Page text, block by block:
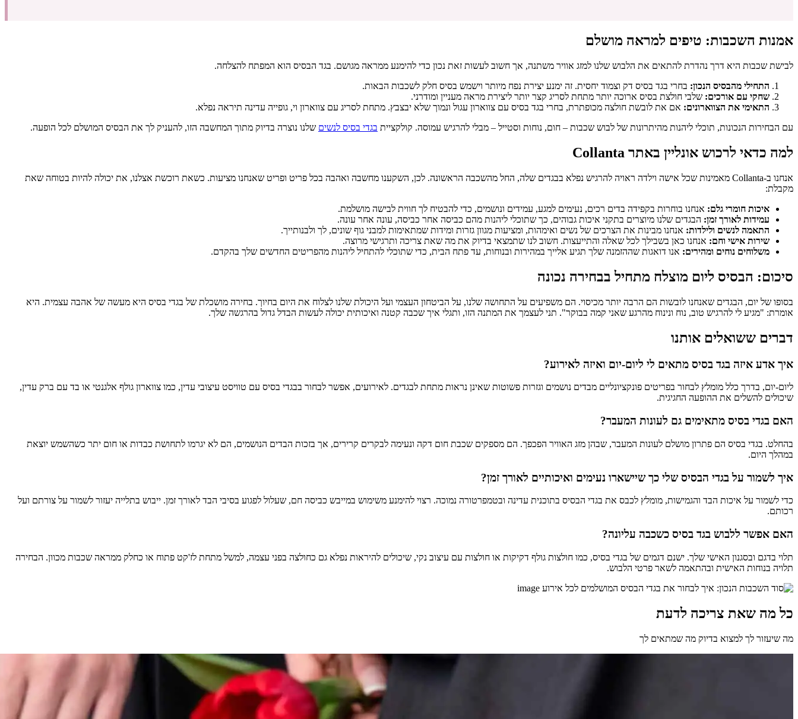
אמנות השכבות: טיפים למראה מושלם
לבישת שכבות היא דרך נהדרת להתאים את הלבוש שלנו למזג אוויר משתנה, אך חשוב לעשות זאת נכון כדי להימנע ממראה מגושם. בגד הבסיס הוא המפתח להצלחה.
התחילי מהבסיס הנכון: בחרי בגד בסיס דק וצמוד יחסית. זה ימנע יצירת נפח מיותר וישמש בסיס חלק לשכבות הבאות.
שחקי עם אורכים: שלבי חולצת בסיס ארוכה יותר מתחת לסריג קצר יותר ליצירת מראה מעניין ומודרני.
התאימי את הצווארונים: אם את לובשת חולצה מכופתרת, בחרי בגד בסיס עם צווארון עגול ונמוך שלא יבצבץ. מתחת לסריג עם צווארון וי, גופייה עדינה תיראה נפלא.
עם הבחירות הנכונות, תוכלי ליהנות מהיתרונות של לבוש שכבות – חום, נוחות וסטייל – מבלי להרגיש עמוסה. קולקציית בגדי בסיס לנשים שלנו נוצרה בדיוק מתוך המחשבה הזו, להעניק לך את הבסיס המושלם לכל הופעה.
למה כדאי לרכוש אונליין באתר Collanta
אנחנו ב-Collanta מאמינות שכל אישה וילדה ראויה להרגיש נפלא בבגדים שלה, החל מהשכבה הראשונה. לכן, השקענו מחשבה ואהבה בכל פריט ופריט שאנחנו מציעות. כשאת רוכשת אצלנו, את יכולה להיות בטוחה שאת
מקבלת:
איכות חומרי גלם: אנחנו בוחרות בקפידה בדים רכים, נעימים למגע, עמידים ונושמים, כדי להבטיח לך חווית לבישה מושלמת.
עמידות לאורך זמן: הבגדים שלנו מיוצרים בתקני איכות גבוהים, כך שתוכלי ליהנות מהם כביסה אחר כביסה, עונה אחר עונה.
התאמה לנשים ולילדות: אנחנו מבינות את הצרכים של נשים ואימהות, ומציעות מגוון גזרות ומידות שמתאימות למבני גוף שונים, לך ולבנותייך.
שירות אישי וחם: אנחנו כאן בשבילך לכל שאלה והתייעצות. חשוב לנו שתמצאי בדיוק את מה שאת צריכה ותרגישי מרוצה.
משלוחים נוחים ומהירים: אנו דואגות שההזמנה שלך תגיע אלייך במהירות ובנוחות, עד פתח הבית, כדי שתוכלי להתחיל ליהנות מהפריטים החדשים שלך בהקדם.
סיכום: הבסיס ליום מוצלח מתחיל בבחירה נכונה
בסופו של יום, הבגדים שאנחנו לובשות הם הרבה יותר מכיסוי. הם משפיעים על התחושה שלנו, על הביטחון העצמי ועל היכולת שלנו לצלוח את היום בחיוך. בחירה מושכלת של בגדי בסיס היא מעשה של אהבה עצמית. היא
אומרת: "מגיע לי להרגיש טוב, נוח ונינוח מהרגע שאני קמה בבוקר". תני לעצמך את המתנה הזו, ותגלי איך שכבה קטנה ואיכותית יכולה לעשות הבדל גדול בהרגשה שלך.
דברים ששואלים אותנו
איך אדע איזה בגד בסיס מתאים לי ליום-יום ואיזה לאירוע?
ליום-יום, בדרך כלל מומלץ לבחור בפריטים פונקציונליים מבדים נושמים וגזרות פשוטות שאינן נראות מתחת לבגדים. לאירועים, אפשר לבחור בבגדי בסיס עם טוויסט עיצובי עדין, כמו צווארון גולף אלגנטי או בד עם ברק עדין,
שיכולים להשלים את ההופעה החגיגית.
האם בגדי בסיס מתאימים גם לעונות המעבר?
בהחלט. בגדי בסיס הם פתרון מושלם לעונות המעבר, שבהן מזג האוויר הפכפך. הם מספקים שכבת חום דקה ונעימה לבקרים קרירים, אך בזכות הבדים הנושמים, הם לא יגרמו לתחושת כבדות או חום יתר כשהשמש יוצאת
במהלך היום.
איך לשמור על בגדי הבסיס שלי כך שיישארו נעימים ואיכותיים לאורך זמן?
כדי לשמור על איכות הבד והגמישות, מומלץ לכבס את בגדי הבסיס בתוכנית עדינה ובטמפרטורה נמוכה. רצוי להימנע משימוש במייבש כביסה חם, שעלול לפגוע בסיבי הבד לאורך זמן. ייבוש בתלייה יעזור לשמור על צורתם ועל
רכותם.
האם אפשר ללבוש בגד בסיס כשכבה עליונה?
תלוי בדגם ובסגנון האישי שלך. ישנם דגמים של בגדי בסיס, כמו חולצות גולף דקיקות או חולצות עם עיצוב נקי, שיכולים להיראות נפלא גם כחולצה בפני עצמה, למשל מתחת לז'קט פתוח או כחלק ממראה שכבות מכוון. הבחירה
תלויה בנוחות האישית ובהתאמה לשאר פרטי הלבוש.
כל מה שאת צריכה לדעת
מה שיעזור לך למצוא בדיוק מה שמתאים לך